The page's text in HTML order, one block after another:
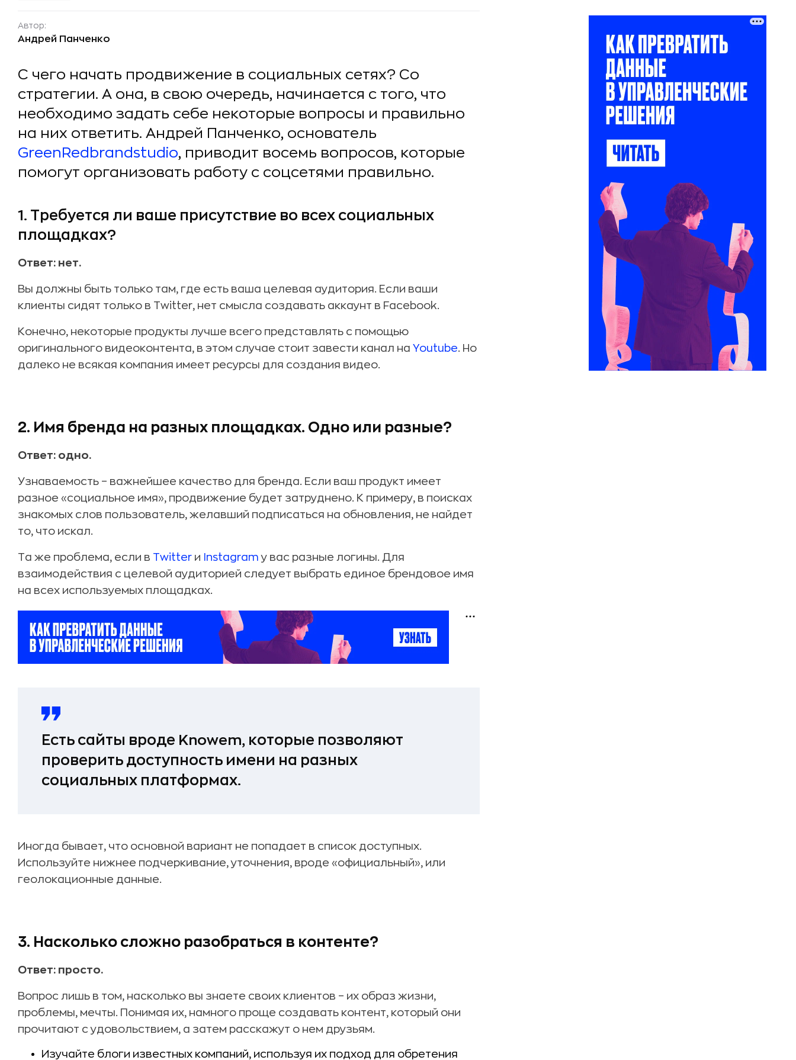
Автор:
Андрей Панченко
С чего начать продвижение в социальных сетях? Со
стратегии. А она, в свою очередь, начинается с того, что
необходимо задать себе некоторые вопросы и правильно
на них ответить. Андрей Панченко, основатель
GreenRedbrandstudio, приводит восемь вопросов, которые
помогут организовать работу с соцсетями правильно.
1. Требуется ли ваше присутствие во всех социальных
площадках?
Ответ: нет.
Вы должны быть только там, где есть ваша целевая аудитория. Если ваши
клиенты сидят только в Twitter, нет смысла создавать аккаунт в Facebook.
Конечно, некоторые продукты лучше всего представлять с помощью
оригинального видеоконтента, в этом случае стоит завести канал на Youtube. Но
далеко не всякая компания имеет ресурсы для создания видео.
2. Имя бренда на разных площадках. Одно или разные?
Ответ: одно.
Узнаваемость – важнейшее качество для бренда. Если ваш продукт имеет
разное «социальное имя», продвижение будет затруднено. К примеру, в поисках
знакомых слов пользователь, желавший подписаться на обновления, не найдет
то, что искал.
Та же проблема, если в Twitter и Instagram у вас разные логины. Для
взаимодействия с целевой аудиторией следует выбрать единое брендовое имя
на всех используемых площадках.
Есть сайты вроде Knowem, которые позволяют
проверить доступность имени на разных
социальных платформах.
Иногда бывает, что основной вариант не попадает в список доступных.
Используйте нижнее подчеркивание, уточнения, вроде «официальный», или
геолокационные данные.
3. Насколько сложно разобраться в контенте?
Ответ: просто.
Вопрос лишь в том, насколько вы знаете своих клиентов – их образ жизни,
проблемы, мечты. Понимая их, намного проще создавать контент, который они
прочитают с удовольствием, а затем расскажут о нем друзьям.
Изучайте блоги известных компаний, используя их подход для обретения